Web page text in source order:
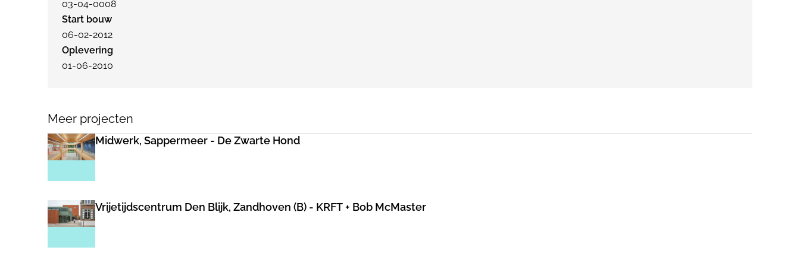
03-04-0008
Start bouw
06-02-2012
Oplevering
01-06-2010
Meer projecten
Midwerk, Sappermeer - De Zwarte Hond
Vrijetijdscentrum Den Blijk, Zandhoven (B) - KRFT + Bob McMaster